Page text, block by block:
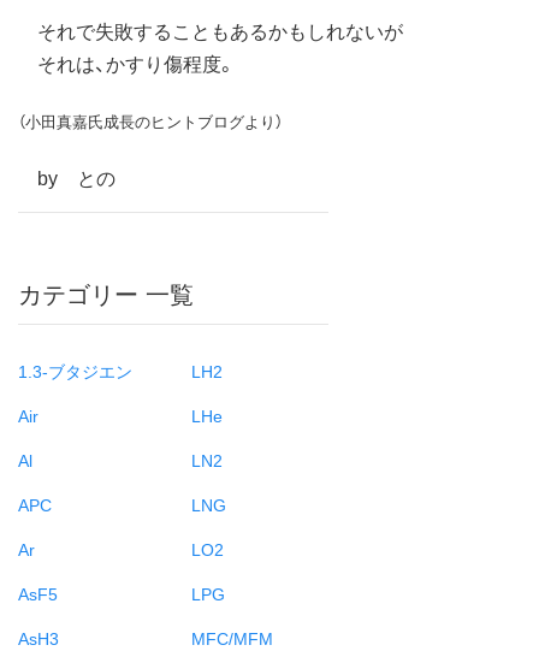
それで失敗することもあるかもしれないが
それは、かすり傷程度。
（小田真嘉氏成長のヒントブログより）
by との
カテゴリー 一覧
1.3-ブタジエン
Air
Al
APC
Ar
AsF5
AsH3
LH2
LHe
LN2
LNG
LO2
LPG
MFC/MFM